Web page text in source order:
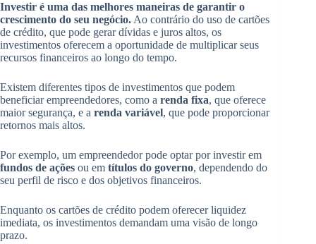
Investir é uma das melhores maneiras de garantir o
crescimento do seu negócio. Ao contrário do uso de cartões
de crédito, que pode gerar dívidas e juros altos, os
investimentos oferecem a oportunidade de multiplicar seus
recursos financeiros ao longo do tempo.
Existem diferentes tipos de investimentos que podem
beneficiar empreendedores, como a renda fixa, que oferece
maior segurança, e a renda variável, que pode proporcionar
retornos mais altos.
Por exemplo, um empreendedor pode optar por investir em
fundos de ações ou em títulos do governo, dependendo do
seu perfil de risco e dos objetivos financeiros.
Enquanto os cartões de crédito podem oferecer liquidez
imediata, os investimentos demandam uma visão de longo
prazo.